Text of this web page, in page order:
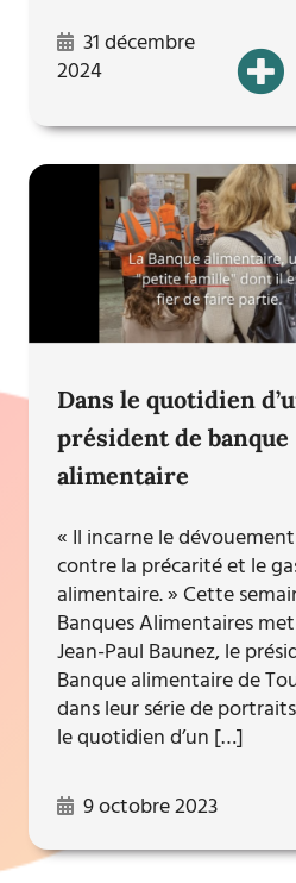
31 décembre
2024
Dans le quotidien
président de banque
alimentaire
« Il incarne le
contre la précarité et le
alimentaire. » Cette
Banques Alimentaires
Jean-Paul Baunez, le
Banque alimentaire de
dans leur série de
le quotidien d’un […]
9 octobre 2023